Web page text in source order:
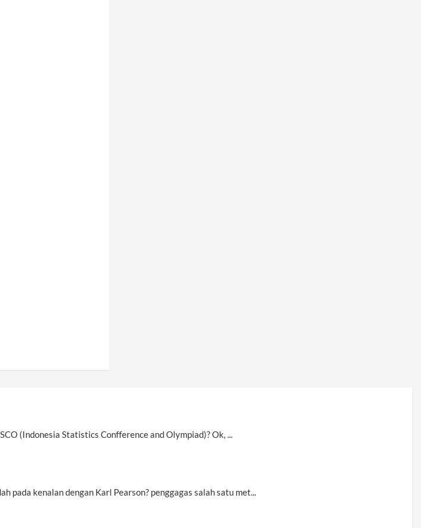
(Indonesia Statistics Confference and Olympiad)? Ok, ...
pada kenalan dengan Karl Pearson? penggagas salah satu met...